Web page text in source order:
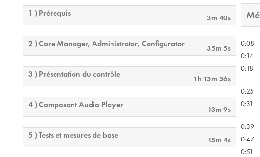
1 ) Prérequis 3m 40s
2 ) Core Manager, Administrator, Configurator 35m 5s
3 ) Présentation du contrôle 1h 13m 56s
4 ) Composant Audio Player 13m 9s
5 ) Tests et mesures de base 15m 4s
0:08
0:14
0:18
0:25
0:31
0:39
0:47
0:51